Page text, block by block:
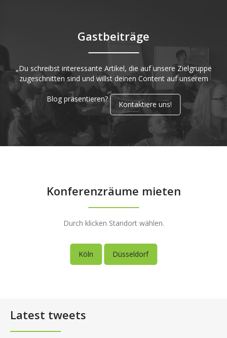
Gastbeiträge
„Du schreibst interessante Artikel, die auf unsere Zielgruppe
zugeschnitten sind und willst deinen Content auf unserem
Blog präsentieren?
Kontaktiere uns!
Konferenzräume mieten
Durch klicken Standort wählen.
Köln Düsseldorf
Latest tweets